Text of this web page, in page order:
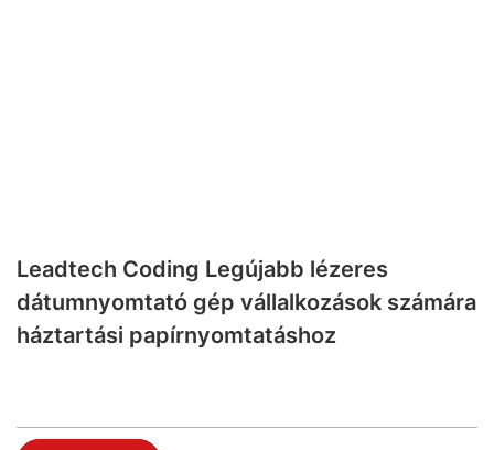
Leadtech Coding Legújabb lézeres
dátumnyomtató gép vállalkozások számára
háztartási papírnyomtatáshoz